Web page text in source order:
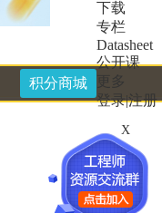
积分商城
X
下载
专栏
Datasheet
公开课
更多
登录|注册